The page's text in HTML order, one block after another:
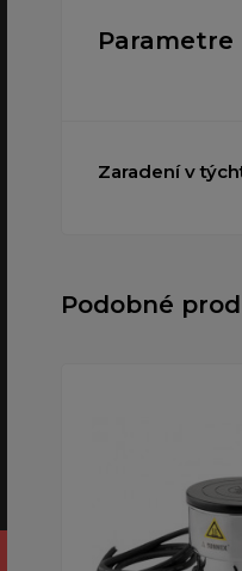
Parametre
Zaradení v
Podobné